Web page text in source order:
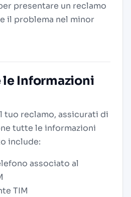
presentare un reclamo
il problema nel minor
Informazioni
tuo reclamo, assicurati di
tutte le informazioni
include:
associato al
TIM